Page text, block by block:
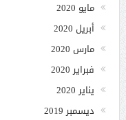
مايو 2020
أبريل 2020
مارس 2020
فبراير 2020
يناير 2020
ديسمبر 2019